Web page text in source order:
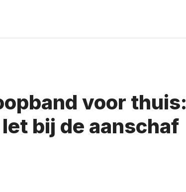
voor thuis:
bij de aanschaf